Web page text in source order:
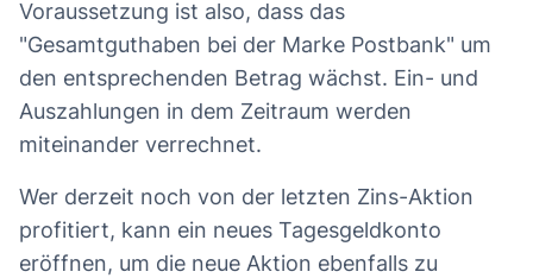
Voraussetzung ist also, dass das
"Gesamtguthaben bei der Marke Postbank" um
den entsprechenden Betrag wächst. Ein- und
Auszahlungen in dem Zeitraum werden
miteinander verrechnet.
Wer derzeit noch von der letzten Zins-Aktion
profitiert, kann ein neues Tagesgeldkonto
eröffnen, um die neue Aktion ebenfalls zu